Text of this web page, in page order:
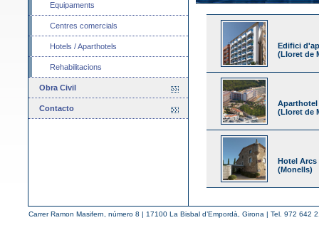
Equipaments
Centres comercials
Hotels / Aparthotels
Rehabilitacions
Obra Civil
Contacto
Edifici
(Lloret de
Aparthotel
(Lloret de
Hotel Arcs
(Monells)
Carrer Ramon Masifern, número 8 | 17100 La Bisbal d’Empordà, Girona | Tel. 972 642